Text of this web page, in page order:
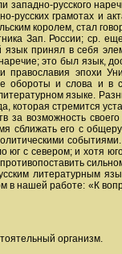
русского
русских грамотах и
королем, стал
Зап. России; ср.
принял в себя
это был язык,
православия эпохи
обороты и слова и в
языке.
стремится
возможность
сближать его с
с севером; и хотя
литературным
нашей работе: «К
организм.